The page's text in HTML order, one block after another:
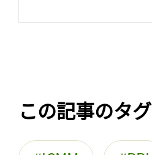
この記事のタグ